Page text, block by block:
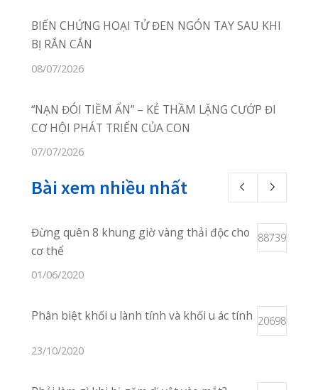
Photostream
Phòng Khám Quang Thanh
Thôn Câu Hạ A, xã Quang
02253.922.666
Online Booking:
facebook.com/quangthanh